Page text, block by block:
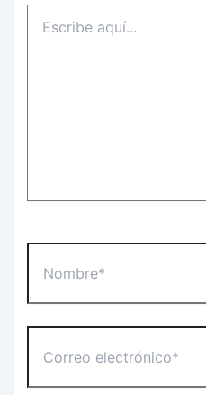
aquí...
electrónico*